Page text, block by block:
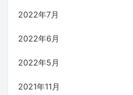
2022年7月
2022年6月
2022年5月
2021年11月